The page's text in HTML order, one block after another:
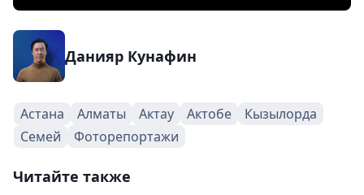
Данияр Кунафин
Астана Алматы Актау Актобе
Кызылорда
Семей
Фоторепортажи
Читайте также